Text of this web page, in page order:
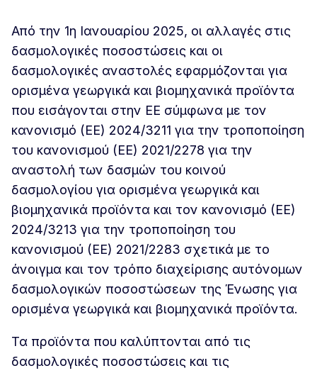
Από την 1η Ιανουαρίου 2025, οι αλλαγές στις
δασμολογικές ποσοστώσεις και οι
δασμολογικές αναστολές εφαρμόζονται για
ορισμένα γεωργικά και βιομηχανικά προϊόντα
που εισάγονται στην ΕΕ σύμφωνα με τον
κανονισμό (ΕΕ) 2024/3211 για την τροποποίηση
του κανονισμού (ΕΕ) 2021/2278 για την
αναστολή των δασμών του κοινού
δασμολογίου για ορισμένα γεωργικά και
βιομηχανικά προϊόντα και τον κανονισμό (ΕΕ)
2024/3213 για την τροποποίηση του
κανονισμού (ΕΕ) 2021/2283 σχετικά με το
άνοιγμα και τον τρόπο διαχείρισης αυτόνομων
δασμολογικών ποσοστώσεων της Ένωσης για
ορισμένα γεωργικά και βιομηχανικά προϊόντα.
Τα προϊόντα που καλύπτονται από τις
δασμολογικές ποσοστώσεις και τις